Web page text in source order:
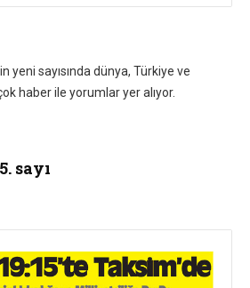
yeni sayısında dünya, Türkiye ve
haber ile yorumlar yer alıyor.
sayı